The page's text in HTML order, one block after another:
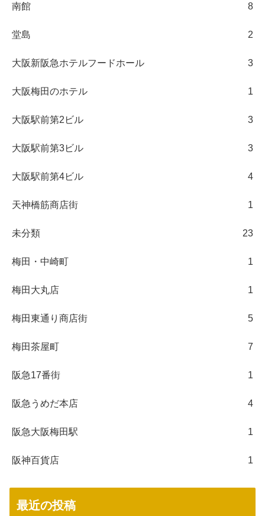
南館 8
堂島 2
大阪新阪急ホテルフードホール 3
大阪梅田のホテル 1
大阪駅前第2ビル 3
大阪駅前第3ビル 3
大阪駅前第4ビル 4
天神橋筋商店街 1
未分類 23
梅田・中崎町 1
梅田大丸店 1
梅田東通り商店街 5
梅田茶屋町 7
阪急17番街 1
阪急うめだ本店 4
阪急大阪梅田駅 1
阪神百貨店 1
最近の投稿